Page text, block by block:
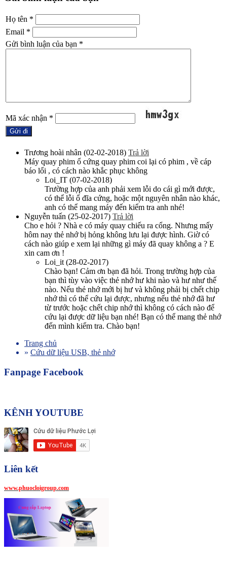
Họ tên *
Email *
Gửi bình luận của bạn *
Mã xác nhận *
Trương hoài nhân (02-02-2018) Trả lời
Máy quay phim ổ cứng quay phim coi lại có phim , về cáp
báo lổi , có cách nào khắc phục không
Loi_IT (07-02-2018)
Trường hợp của anh phải xem lỗi do cái gì mới được,
có thể lỗi ổ đĩa cứng, hoặc một nguyên nhân nào khác,
anh có thể mang máy đến kiểm tra anh nhé!
Nguyễn tuấn (25-02-2017) Trả lời
Cho e hỏi ? Nhà e có máy quay chiếu ra cổng. Nhưng mấy
hôm nay thẻ nhớ bị hỏng không lưu lại được hình. Giờ có
cách nào giúp e xem lại những gì máy đã quay không a ? E
xin cam ơn !
Loi_it (28-02-2017)
Chào bạn! Cảm ơn bạn đã hỏi. Trong trường hợp của
bạn thì tùy vào việc thẻ nhớ hư khi nào và hư như thế
nào. Nếu thẻ nhớ mới bị hư và không phải bị chết chip
nhớ thì có thể cứu lại được, nhưng nếu thẻ nhớ đã hư
từ trước hoặc chết chip nhớ thì không có cách nào để
cứu lại được dữ liệu bạn nhé! Bạn có thể mang thẻ nhớ
đến mình kiểm tra. Chào bạn!
Trang chủ
» Cứu dữ liệu USB, thẻ nhớ
Fanpage Facebook
KÊNH YOUTUBE
Liên kết
www.phuocloigroup.com